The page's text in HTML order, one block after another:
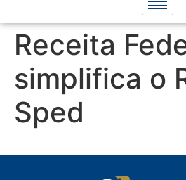
Receita
simplifica o
Sped